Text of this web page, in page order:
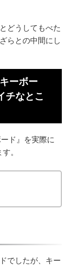
どうしてもべた
らとの中間にし
ーボー
チなとこ
ド』を実際に
。
でしたが、キー